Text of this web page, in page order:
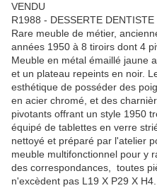
VENDU
R1988 - DESSERTE
Rare meuble de métier,
années 1950 à 8 tiroirs dont 4
Meuble en métal émaillé jaune
et un plateau repeints en noir.
esthétique de posséder des
en acier chromé, et des
pivotants offrant un style 1950
équipé de tablettes en verre
nettoyé et préparé par l'atelier
meuble multifonctionnel pour y
des correspondances, toutes
n'excèdent pas L19 X P29 X